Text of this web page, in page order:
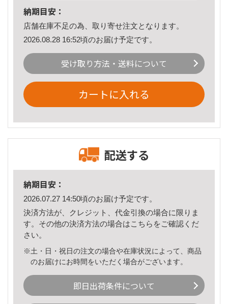
納期目安：
店舗在庫不足の為、取り寄せ注文となります。
2026.08.28 16:52頃のお届け予定です。
受け取り方法・送料について
カートに入れる
配送する
納期目安：
2026.07.27 14:50頃のお届け予定です。
決済方法が、クレジット、代金引換の場合に限りま
す。その他の決済方法の場合はこちら をご確認くだ
さい。
※土・日・祝日の注文の場合や在庫状況によって、商品
のお届けにお時間をいただく場合がございます。
即日出荷条件について